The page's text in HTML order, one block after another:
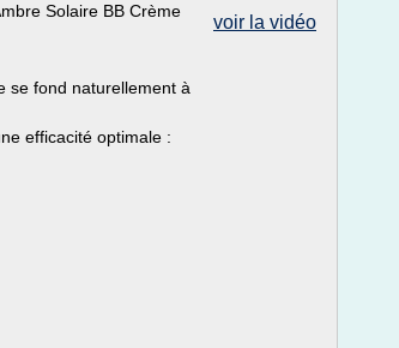
voir la vidéo
Solaire BB Crème
se fond naturellement à
efficacité optimale :